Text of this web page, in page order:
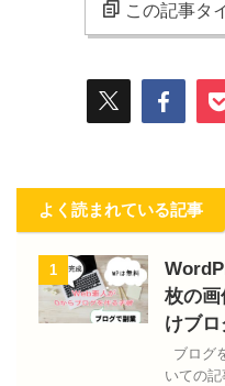
この記事タ
よく読まれている記事
1
枚の画
けブロ
ブログ
いての